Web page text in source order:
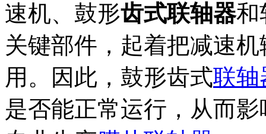
速机、鼓形齿式联轴器和
关键部件，起着把减速
用。因此，鼓形齿式联轴
是否能正常运行，从而